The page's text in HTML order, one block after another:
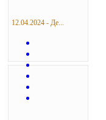
12.04.2024 - Де...